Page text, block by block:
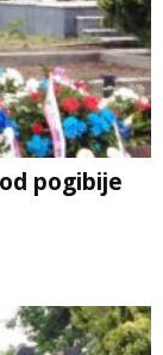
pogibije